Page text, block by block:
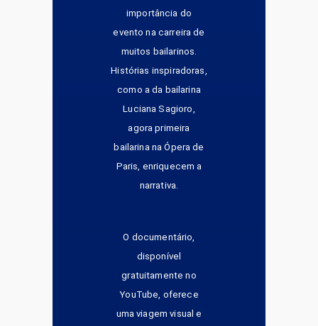
importância do
evento na carreira de
muitos bailarinos.
Histórias inspiradoras,
como a da bailarina
Luciana Sagioro,
agora primeira
bailarina na Ópera de
Paris, enriquecem a
narrativa.
O documentário,
disponível
gratuitamente no
YouTube, oferece
uma viagem visual e